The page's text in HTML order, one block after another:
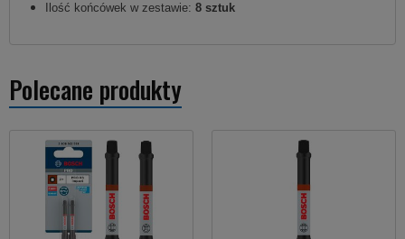
Ilość końcówek w zestawie: 8 sztuk
Polecane produkty